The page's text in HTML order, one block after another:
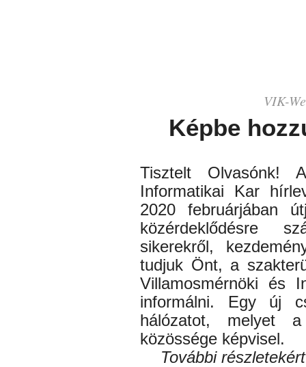
VIK-
Képbe
Tisztelt Olvasónk!
Informatikai Kar
2020 februárjában
közérdeklődésre
sikerekről,
tudjuk Önt, a
Villamosmérnöki és
informálni. Egy új
hálózatot, melyet
közössége képvisel.
További